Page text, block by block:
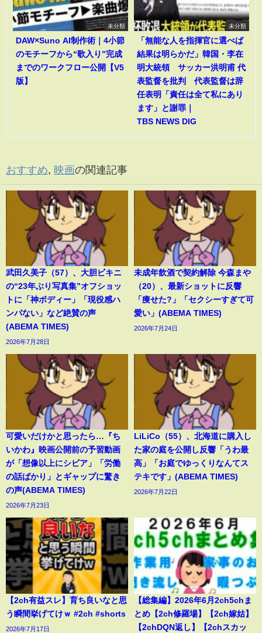
未分類
DAW×Suno AI制作術｜4小節
のモチーフから“歌入り”完成
までのワークフロー公開【V5
版】
未分類
「無能な人を指揮官に選べば
結果は明らかだ」韓国・李在
明大統領 サッカー洪明甫 代
表監督を批判 代表監督は辞
任表明「責任は全て私にあり
ます」と謝罪｜
TBS NEWS DIG
おすすめ, 映画の関連記事
武田久美子（57）、大胆ビキニ
の“23年ぶり写真集”オフショッ
トに「神ボディー」「現役感ハ
ンパない」など絶賛の声
(ABEMA TIMES)
2026年7月28日
未成年飲酒で契約解除 今森まや
（20）、最新ショットに反響
「痩せた?」「セクシーすぎて可
愛い」(ABEMA TIMES)
2026年7月24日
可愛いだけかと思ったら…『ち
いかわ』映画公開前の予習動画
が「想像以上にシビア」「労働
の話ばかり」とギャップに驚き
の声(ABEMA TIMES)
2026年7月23日
LiLiCo（55）、北海道に購入し
た家の庭を公開し反響「うわ最
高」「お庭でゆっくりなんてス
テキです」(ABEMA TIMES)
2026年7月22日
【2ch有益スレ】育ち良いなと思
う瞬間挙げてけｗ #2ch #shorts
2026年7月17日
【総集編】2026年6月2ch5chま
とめ【2ch修羅場】【2ch嫁姑】
【2chDQN返し】【2chスカッ